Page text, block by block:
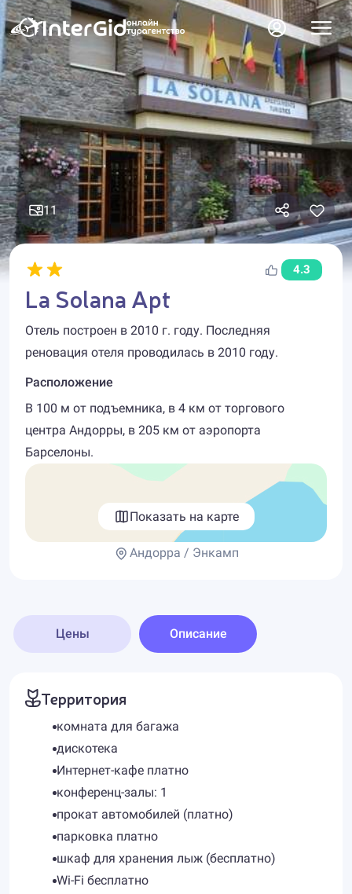
11
4.3
La Solana Apt
Отель построен в 2010 г. году. Последняя
реновация отеля проводилась в 2010 году.
Расположение
В 100 м от подъемника, в 4 км от торгового
центра Андорры, в 205 км от аэропорта
Барселоны.
Показать на карте
Андорра / Энкамп
Цены Описание
Территория
комната для багажа
дискотека
Интернет-кафе платно
конференц-залы: 1
прокат автомобилей (платно)
парковка платно
шкаф для хранения лыж (бесплатно)
Wi-Fi бесплатно